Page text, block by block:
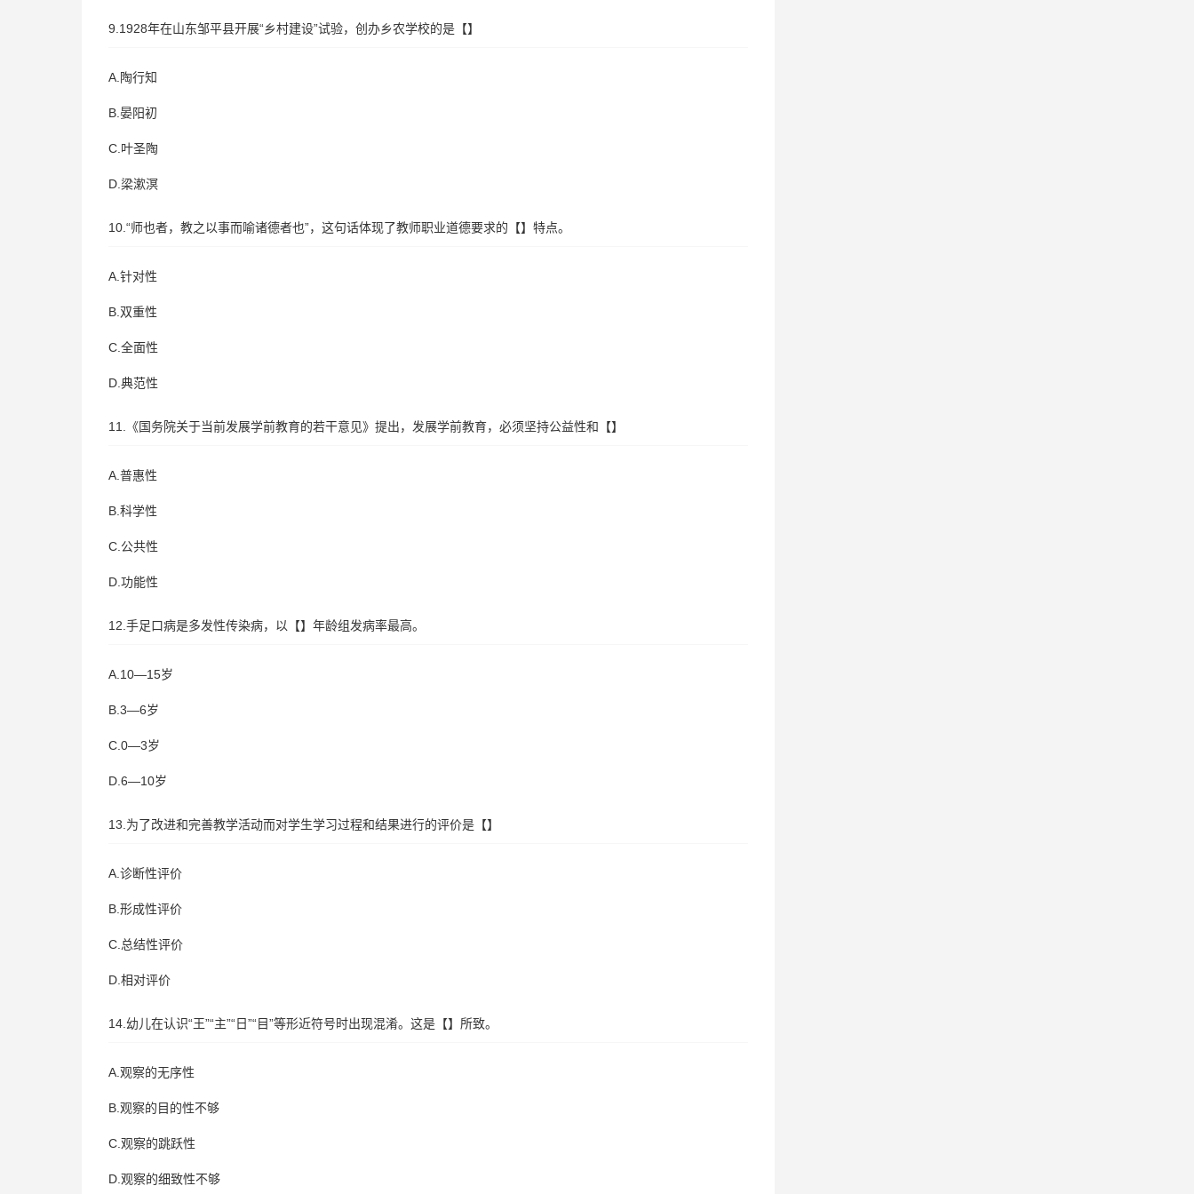
9.1928年在山东邹平县开展“乡村建设”试验，创办乡农学校的是【】
A.陶行知
B.晏阳初
C.叶圣陶
D.梁漱溟
10.“师也者，教之以事而喻诸德者也”，这句话体现了教师职业道德要求的【】特点。
A.针对性
B.双重性
C.全面性
D.典范性
11.《国务院关于当前发展学前教育的若干意见》提出，发展学前教育，必须坚持公益性和【】
A.普惠性
B.科学性
C.公共性
D.功能性
12.手足口病是多发性传染病，以【】年龄组发病率最高。
A.10—15岁
B.3—6岁
C.0—3岁
D.6—10岁
13.为了改进和完善教学活动而对学生学习过程和结果进行的评价是【】
A.诊断性评价
B.形成性评价
C.总结性评价
D.相对评价
14.幼儿在认识“王”“主”“日”“目”等形近符号时出现混淆。这是【】所致。
A.观察的无序性
B.观察的目的性不够
C.观察的跳跃性
D.观察的细致性不够